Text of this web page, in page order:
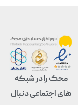
محک را در شبکه
های اجتماعی دنبال